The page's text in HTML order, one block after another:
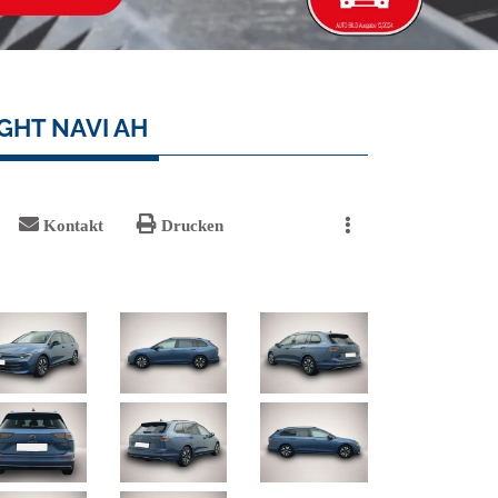
NAVI AH
Kontakt Drucken